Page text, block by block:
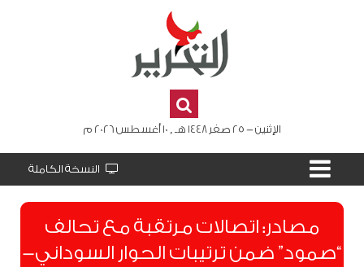
الإثنين - 25 صفر 1448 هـ , 10 أغسطس 2026 م
النسخة الكاملة
مصادر: اتصالات مرتقبة مع تحالف
“صمود” ضمن ترتيبات الحوار السوداني-